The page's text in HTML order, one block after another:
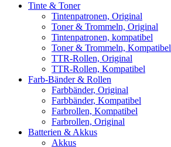
Tinte & Toner
Tintenpatronen, Original
Toner & Trommeln, Original
Tintenpatronen, kompatibel
Toner & Trommeln, Kompatibel
TTR-Rollen, Original
TTR-Rollen, Kompatibel
Farb-Bänder & Rollen
Farbbänder, Original
Farbbänder, Kompatibel
Farbrollen, Kompatibel
Farbrollen, Original
Batterien & Akkus
Akkus